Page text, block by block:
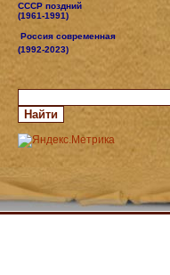
СССР поздний
(1961-1991)
Россия современная
(1992-2023)